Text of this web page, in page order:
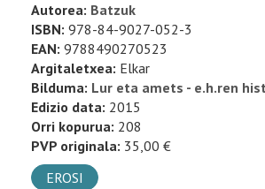
Autorea: Batzuk
ISBN: 978-84-9027-052-3
EAN: 9788490270523
Argitaletxea: Elkar
Bilduma: Lur eta amets - e.h.ren
Edizio data: 2015
Orri kopurua: 208
PVP originala: 35,00 €
EROSI